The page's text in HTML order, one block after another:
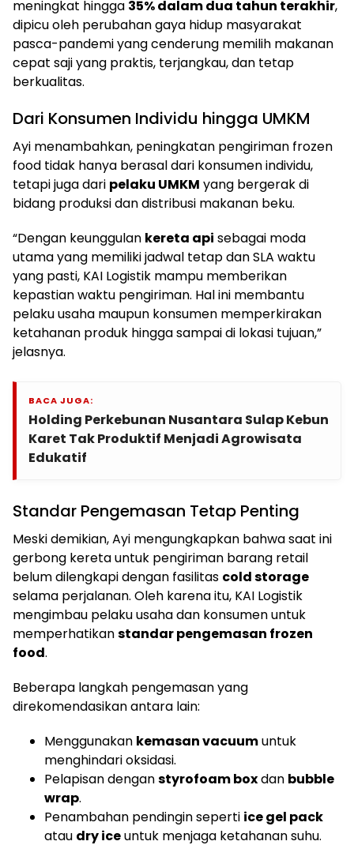
meningkat hingga 35% dalam dua tahun terakhir,
dipicu oleh perubahan gaya hidup masyarakat
pasca-pandemi yang cenderung memilih makanan
cepat saji yang praktis, terjangkau, dan tetap
berkualitas.
Dari Konsumen Individu hingga UMKM
Ayi menambahkan, peningkatan pengiriman frozen
food tidak hanya berasal dari konsumen individu,
tetapi juga dari pelaku UMKM yang bergerak di
bidang produksi dan distribusi makanan beku.
“Dengan keunggulan kereta api sebagai moda
utama yang memiliki jadwal tetap dan SLA waktu
yang pasti, KAI Logistik mampu memberikan
kepastian waktu pengiriman. Hal ini membantu
pelaku usaha maupun konsumen memperkirakan
ketahanan produk hingga sampai di lokasi tujuan,”
jelasnya.
BACA JUGA:
Holding Perkebunan Nusantara Sulap Kebun
Karet Tak Produktif Menjadi Agrowisata
Edukatif
Standar Pengemasan Tetap Penting
Meski demikian, Ayi mengungkapkan bahwa saat ini
gerbong kereta untuk pengiriman barang retail
belum dilengkapi dengan fasilitas cold storage
selama perjalanan. Oleh karena itu, KAI Logistik
mengimbau pelaku usaha dan konsumen untuk
memperhatikanstandar pengemasan frozen
food.
Beberapa langkah pengemasan yang
direkomendasikan antara lain:
Menggunakan kemasan vacuumuntuk
menghindari oksidasi.
Pelapisan denganstyrofoam boxdan bubble
wrap.
Penambahan pendingin seperti ice gel pack
atau dry iceuntuk menjaga ketahanan suhu.